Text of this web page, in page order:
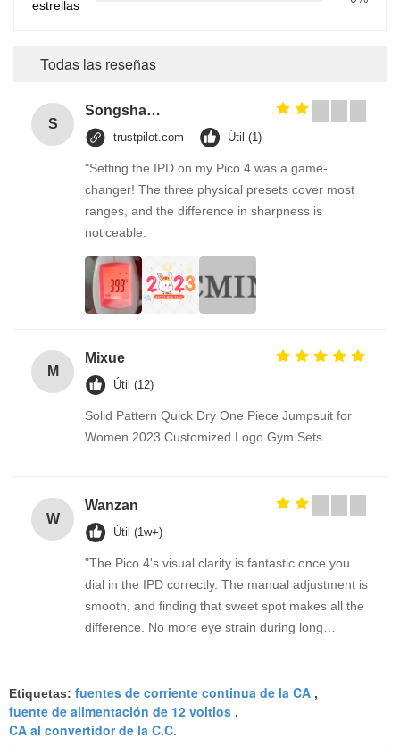
estrellas
Todas las reseñas
S
Songshang
trustpilot.com Útil (1)
"Setting the IPD on my Pico 4 was a game-
changer! The three physical presets cover most
ranges, and the difference in sharpness is
noticeable.
M
Mixue
Útil (12)
Solid Pattern Quick Dry One Piece Jumpsuit for
Women 2023 Customized Logo Gym Sets
W
Wanzan
Útil (1w+)
"The Pico 4's visual clarity is fantastic once you
dial in the IPD correctly. The manual adjustment is
smooth, and finding that sweet spot makes all the
difference. No more eye strain during long
fantastic once you dial in the IPD correctly. The
manual adjustment is smooth, and finding that
sweet spot makes all the difference. No more eye
Etiquetas: fuentes de corriente continua de la CA ,
fuente de alimentación de 12 voltios ,
CA al convertidor de la C.C.